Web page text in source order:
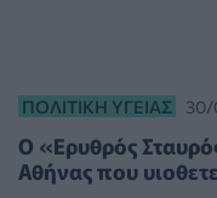
ΠΟΛΙΤΙΚΉ ΥΓΕΊΑΣ 30/
Ο «Ερυθρός
Αθήνας που